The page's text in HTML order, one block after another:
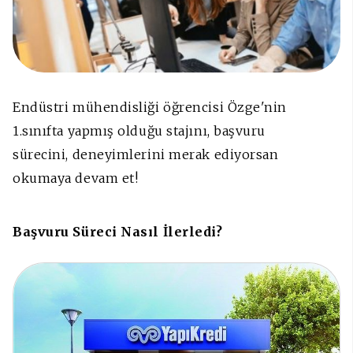
Endüstri mühendisliği öğrencisi Özge'nin
1.sınıfta yapmış olduğu stajını, başvuru
sürecini, deneyimlerini merak ediyorsan
okumaya devam et!
Başvuru Süreci Nasıl İlerledi?